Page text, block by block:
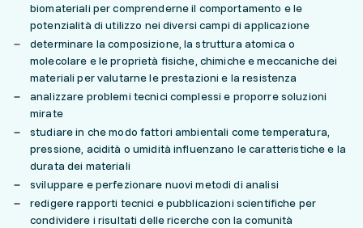
biomateriali per comprenderne il comportamento e le
potenzialità di utilizzo nei diversi campi di applicazione
determinare la composizione, la struttura atomica o
molecolare e le proprietà fisiche, chimiche e meccaniche dei
materiali per valutarne le prestazioni e la resistenza
analizzare problemi tecnici complessi e proporre soluzioni
mirate
studiare in che modo fattori ambientali come temperatura,
pressione, acidità o umidità influenzano le caratteristiche e la
durata dei materiali
sviluppare e perfezionare nuovi metodi di analisi
redigere rapporti tecnici e pubblicazioni scientifiche per
condividere i risultati delle ricerche con la comunità